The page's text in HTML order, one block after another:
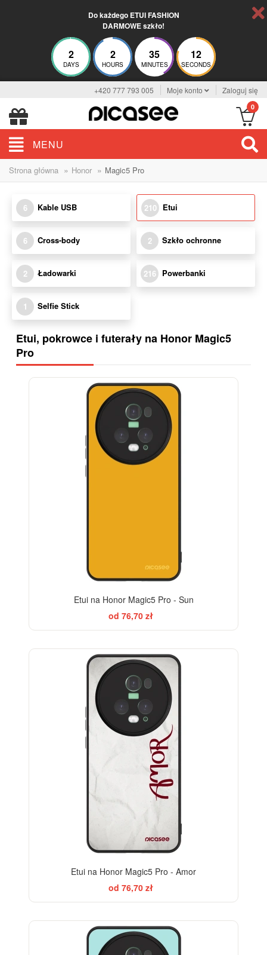
Do każdego ETUI FASHION
DARMOWE szkło!
2
DAYS
2
HOURS
35
MINUTES
11
SECONDS
+420 777 793 005 Moje konto Zaloguj się
0
MENU
Strona główna » Honor » Magic5 Pro
6 Kable USB 210 Etui
6 Cross-body 2 Szkło ochronne
2 Ładowarki 216 Powerbanki
1 Selfie Stick
Etui, pokrowce i futerały na Honor Magic5
Pro
Etui na Honor Magic5 Pro - Sun
od 76,70 zł
Etui na Honor Magic5 Pro - Amor
od 76,70 zł